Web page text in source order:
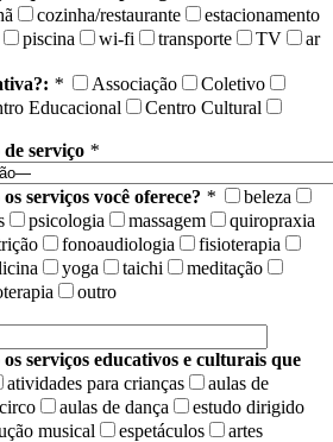
cozinha/restaurante
estacionamento
piscina wi-fi transporte TV
ar
* Associação
Coletivo
Educacional
Centro Cultural
serviço *
serviços você oferece? *
beleza
psicologia massagem
quiropraxia
fonoaudiologia
fisioterapia
yoga taichi
meditação
outro
serviços educativos e culturais que
atividades para crianças
aulas de
aulas de dança
estudo dirigido
musical espetáculos
artes